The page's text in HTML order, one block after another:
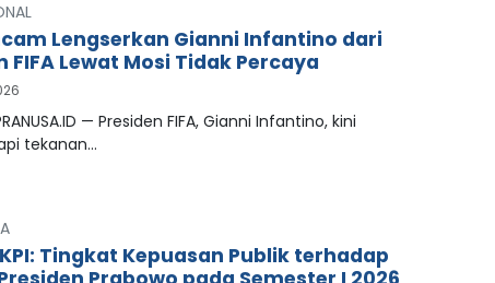
Lengserkan Gianni Infantino dari
FIFA Lewat Mosi Tidak Percaya
— Presiden FIFA, Gianni Infantino, kini
tekanan…
Tingkat Kepuasan Publik terhadap